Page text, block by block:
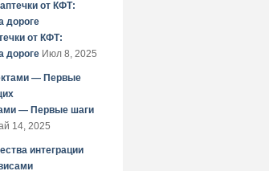
от КФТ:
дороге Июл 8, 2025
— Первые шаги
14, 2025